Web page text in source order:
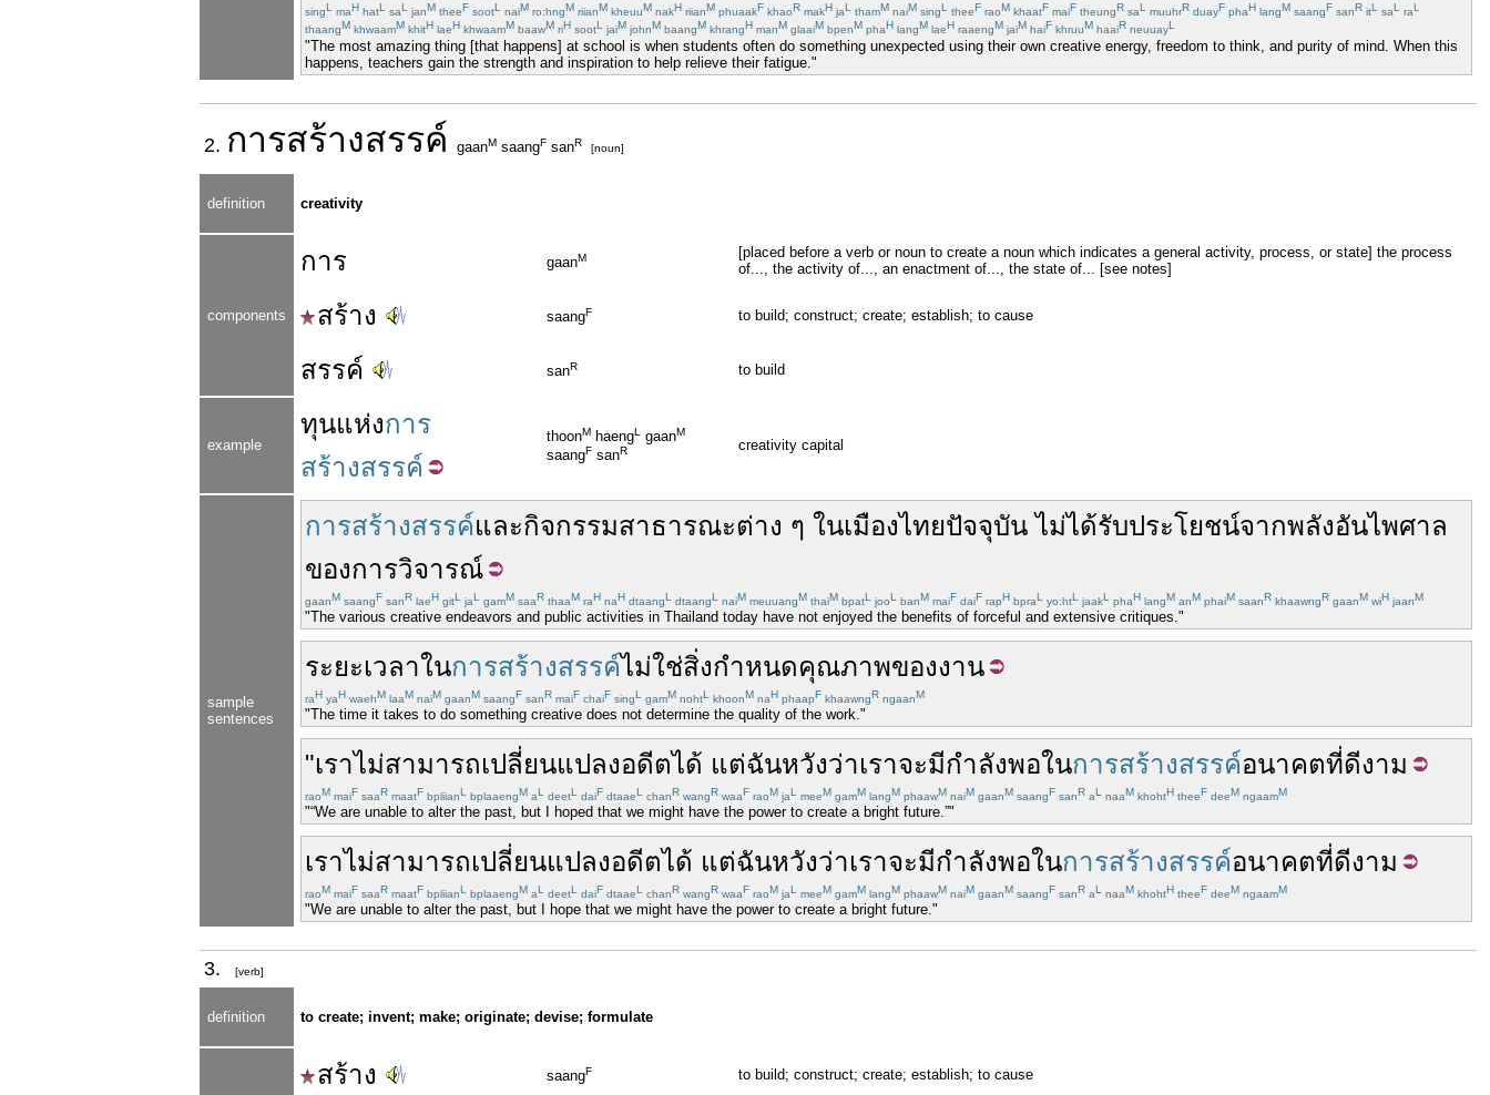
singL maH hatL saL janM theeF sootL naiM ro:hngM riianM kheuuM nakH riianM phuaakF khaoR makH jaL thamM naiM singL theeF raoM khaatF maiF theungR saL muuhrR duayF phaH langM saangF sanR itL saL raL
thaangM khwaamM khitH laeH khwaamM baawM riH sootL jaiM johnM baangM khrangH manM glaaiM bpenM phaH langM laeH raaengM jaiM haiF khruuM haaiR neuuayL
"The most amazing thing [that happens] at school is when students often do something unexpected using their own creative energy, freedom to think, and purity of mind. When this
happens, teachers gain the strength and inspiration to help relieve their fatigue."
2. การสร้างสรรค์ gaanM saangF sanR [noun]
definition creativity
components
การ gaanM
[placed before a verb or noun to create a noun which indicates a general activity, process, or state] the process
of..., the activity of..., an enactment of..., the state of... [see notes]
สร้าง saangF to build; construct; create; establish; to cause
สรรค์ sanR to build
example
ทุนแห่งการ
สร้างสรรค์
thoonM haengL gaanM
saangF sanR creativity capital
sample
sentences
การสร้างสรรค์และกิจกรรมสาธารณะต่าง ๆ ในเมืองไทยปัจจุบัน ไม่ได้รับประโยชน์จากพลังอันไพศาล
ของการวิจารณ์
gaanM saangF sanR laeH gitL jaL gamM saaR thaaM raH naH dtaangL dtaangL naiM meuuangM thaiM bpatL jooL banM maiF daiF rapH bpraL yo:htL jaakL phaH langM anM phaiM saanR khaawngR gaanM wiH jaanM
"The various creative endeavors and public activities in Thailand today have not enjoyed the benefits of forceful and extensive critiques."
ระยะเวลาในการสร้างสรรค์ไม่ใช่สิ่งกำหนดคุณภาพของงาน
raH yaH waehM laaM naiM gaanM saangF sanR maiF chaiF singL gamM nohtL khoonM naH phaapF khaawngR ngaanM
"The time it takes to do something creative does not determine the quality of the work."
"เราไม่สามารถเปลี่ยนแปลงอดีตได้ แต่ฉันหวังว่าเราจะมีกำลังพอในการสร้างสรรค์อนาคตที่ดีงาม
raoM maiF saaR maatF bpliianL bplaaengM aL deetL daiF dtaaeL chanR wangR waaF raoM jaL meeM gamM langM phaawM naiM gaanM saangF sanR aL naaM khohtH theeF deeM ngaamM
"“We are unable to alter the past, but I hoped that we might have the power to create a bright future.”"
เราไม่สามารถเปลี่ยนแปลงอดีตได้ แต่ฉันหวังว่าเราจะมีกำลังพอในการสร้างสรรค์อนาคตที่ดีงาม
raoM maiF saaR maatF bpliianL bplaaengM aL deetL daiF dtaaeL chanR wangR waaF raoM jaL meeM gamM langM phaawM naiM gaanM saangF sanR aL naaM khohtH theeF deeM ngaamM
"We are unable to alter the past, but I hope that we might have the power to create a bright future."
3. [verb]
definition to create; invent; make; originate; devise; formulate
สร้าง saangF to build; construct; create; establish; to cause